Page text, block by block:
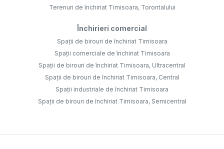
Terenuri de închiriat Timisoara, Torontalului
Închirieri comercial
Spații de birouri de închiriat Timisoara
Spații comerciale de închiriat Timisoara
Spații de birouri de închiriat Timisoara, Ultracentral
Spații de birouri de închiriat Timisoara, Central
Spații industriale de închiriat Timisoara
Spații de birouri de închiriat Timisoara, Semicentral